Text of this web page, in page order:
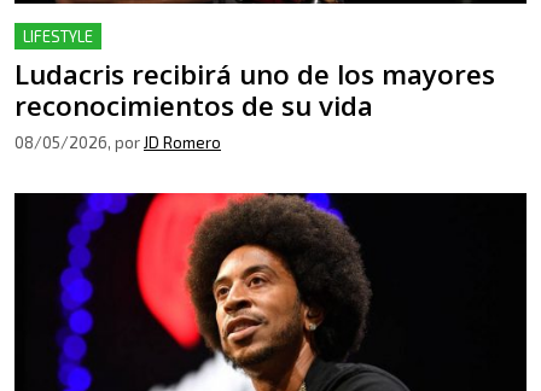
LIFESTYLE
Ludacris recibirá uno de los mayores
reconocimientos de su vida
08/05/2026, por JD Romero